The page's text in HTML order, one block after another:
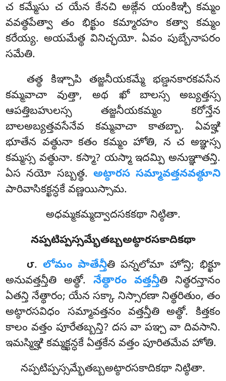
చ కమ్మేసు చ యేన కేనచి అఙ్గేన యంకిఞ్చి కమ్మం
వవత్థపేత్వా తం భిక్ఖుం కమ్మారహం కత్వా కమ్మం
కరేయ్య. అయమేత్థ వినిచ్ఛయో. ఏవం పుబ్బేనాపరం
సమేతి.
తత్థ కిఞ్చాపి తజ్జనీయకమ్మే భణ్డనకారకవసేన
కమ్మవాచా వుత్తా, అథ ఖో బాలస్స అబ్యత్తస్స
ఆపత్తిబహులస్స తజ్జనీయకమ్మం కరోన్తేన
బాలఅబ్యత్తవసేనేవ కమ్మవాచా కాతబ్బా. ఏవఞ్హి
భూతేన వత్థునా కతం కమ్మం హోతి, న చ అఞ్ఞస్స
కమ్మస్స వత్థునా. కస్మా? యస్మా ఇదమ్పి అనుఞ్ఞాతన్తి.
ఏస నయో సబ్బత్థ. అట్ఠారస సమ్మావత్తనవత్థూని
పారివాసికక్ఖన్ధకే వణ్ణయిస్సామ.
అధమ్మకమ్మద్వాదసకకథా నిట్ఠితా.
నప్పటిప్పస్సమ్భేతబ్బఅట్ఠారసకాదికథా
౮.లోమం పాతేన్తీతి పన్నలోమా హోన్తి; భిక్ఖూ
అనువత్తన్తీతి అత్థో. నేత్థారం వత్తన్తీతి నిత్థరన్తానం
ఏతన్తి నేత్థారం; యేన సక్కా నిస్సారణా నిత్థరితుం, తం
అట్ఠారసవిధం సమ్మావత్తనం వత్తన్తీతి అత్థో. కిత్తకం
కాలం వత్తం పూరేతబ్బన్తి? దస వా పఞ్చ వా దివసాని.
ఇమస్మిఞ్హి కమ్మక్ఖన్ధకే ఏత్తకేన వత్తం పూరితమేవ హోతి.
నప్పటిప్పస్సమ్భేతబ్బఅట్ఠారసకాదికథా నిట్ఠితా.